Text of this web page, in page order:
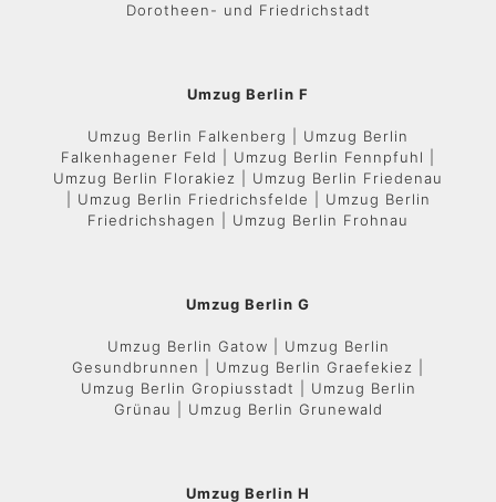
Dorotheen- und Friedrichstadt
Umzug Berlin F
Umzug Berlin Falkenberg | Umzug Berlin
Falkenhagener Feld | Umzug Berlin Fennpfuhl |
Umzug Berlin Florakiez | Umzug Berlin Friedenau
| Umzug Berlin Friedrichsfelde | Umzug Berlin
Friedrichshagen | Umzug Berlin Frohnau
Umzug Berlin G
Umzug Berlin Gatow | Umzug Berlin
Gesundbrunnen | Umzug Berlin Graefekiez |
Umzug Berlin Gropiusstadt | Umzug Berlin
Grünau | Umzug Berlin Grunewald
Umzug Berlin H